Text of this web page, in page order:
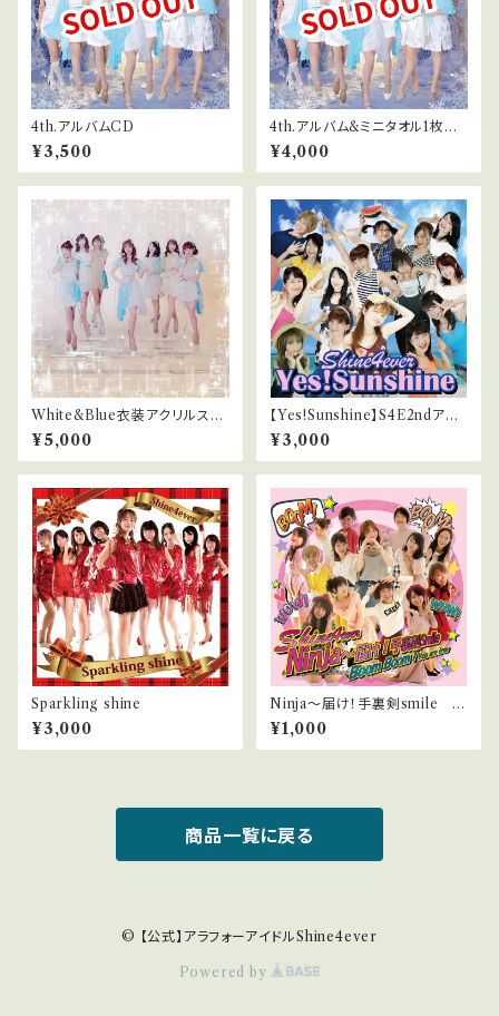
4th.アルバムCD
¥3,500
4th.アルバム&ミニタオル1枚セ
ット
¥4,000
White&Blue衣装アクリルスタ
ンド7人コンプリートセット
¥5,000
【Yes!Sunshine】S4E2ndアル
バム【好評販売中】
¥3,000
Sparkling shine
¥3,000
Ninja～届け！手裏剣smile /
BoomBoom! You are fre
e
¥1,000
商品一覧に戻る
© 【公式】アラフォーアイドルShine4ever
Powered by